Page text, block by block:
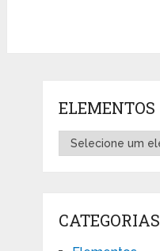
ELEMENTOS
CATEGORIAS